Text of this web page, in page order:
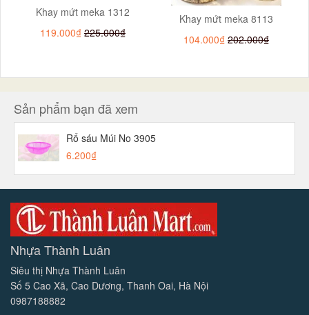
Khay mứt meka 1312
119.000₫ 225.000₫
Khay mứt meka 8113
104.000₫ 202.000₫
Sản phẩm bạn đã xem
Rổ sáu Múi No 3905
6.200₫
Nhựa Thành Luân
Siêu thị Nhựa Thành Luân
Số 5 Cao Xã, Cao Dương, Thanh Oai, Hà Nội
0987188882